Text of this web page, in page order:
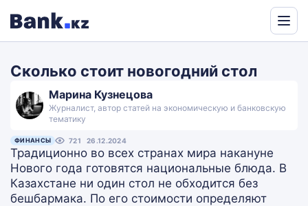
Translate
Сколько стоит новогодний стол
Марина Кузнецова
Журналист, автор статей на экономическую и банковскую
тематику
ФИНАНСЫ 721 26.12.2024
Традиционно во всех странах мира накануне
Нового года готовятся национальные блюда. В
Казахстане ни один стол не обходится без
бешбармака. По его стоимости определяют